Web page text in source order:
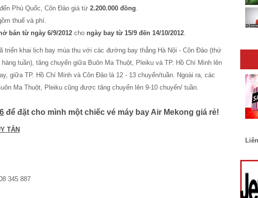
Phú Quốc, Côn Đảo giá từ 2.200.000 đồng.
thuế và phí.
bán từ ngày 6/9/2012 cho ngày bay từ 15/9 đến 14/10/2012.
triển khai lịch bay mùa thu với các đường bay thẳng Hà Nội - Côn Đảo (thứ
tuần), tăng chuyến giữa Buôn Ma Thuột, Pleiku và TP. Hồ Chí Minh lên
giữa TP. Hồ Chí Minh và Côn Đảo là 12 - 13 chuyến/tuần. Ngoài ra, các
Ma Thuột, Pleiku cũng được tăng chuyến lên 9-10 chuyến/ tuần.
để đặt cho mình một chiếc vé máy bay Air Mekong giá rẻ!
TÂN
345 887